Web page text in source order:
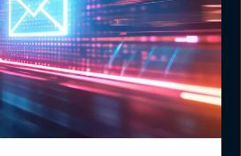
der
37-39
Partner der WKO